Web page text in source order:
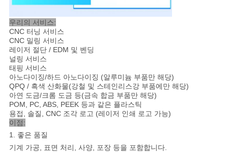
우리의 서비스:
CNC 터닝 서비스
CNC 밀링 서비스
레이저 절단 / EDM 및 벤딩
널링 서비스
태핑 서비스
아노다이징/하드 아노다이징 (알루미늄 부품만 해당)
QPQ / 흑색 산화물(강철 및 스테인리스강 부품에만 해당)
아연 도금/크롬 도금 등(금속 합금 부품만 해당)
POM, PC, ABS, PEEK 등과 같은 플라스틱
용접, 솔질, CNC 조각 로고 (레이저 인쇄 로고 가능)
이점:
1. 좋은 품질
기계 가공, 표면 처리, 사양, 포장 등을 포함합니다.